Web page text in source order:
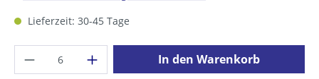
Lieferzeit: 30-45 Tage
Produkt Anzahl: Gib den gewünschten
In den Warenkorb